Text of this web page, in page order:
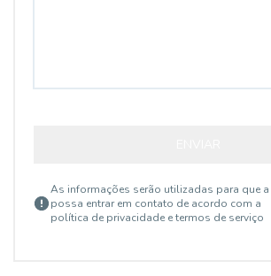
As informações serão utilizadas para que
possa entrar em contato de acordo com a
política de privacidade e termos de serviço